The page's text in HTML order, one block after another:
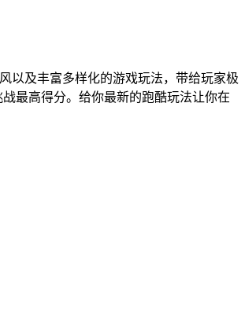
以及丰富多样化的游戏玩法，带给玩家极
最高得分。给你最新的跑酷玩法让你在